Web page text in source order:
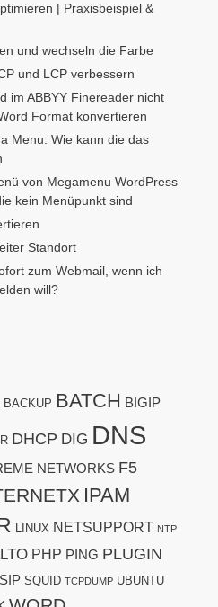
| Praxisbeispiel &
und wechseln die Farbe
und LCP verbessern
im ABBYY Finereader nicht
Format konvertieren
Menu: Wie kann die das
von Megamenu WordPress
kein Menüpunkt sind
Standort
zum Webmail, wenn ich
will?
BACKUP BATCH BIGIP
DHCP DIG DNS
NETWORKS F5
IPAM
LINUX NETSUPPORT NTP
PHP PING PLUGIN
SIP SQUID TCPDUMP UBUNTU